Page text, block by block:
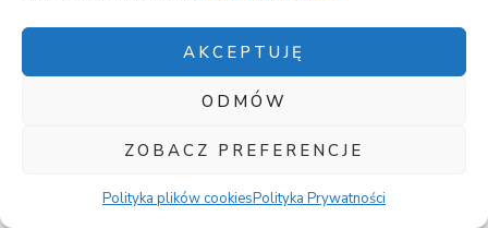
AKCEPTUJĘ
ODMÓW
ZOBACZ PREFERENCJE
Polityka plików cookiesPolityka Prywatności
doświadczonego prawnika